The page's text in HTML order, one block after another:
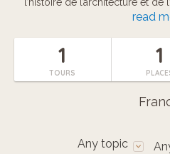
Conseil d’Architecture,
projet : la visite de la maison
Beauce, du Centre
Patrimoine de Vendôme et les
Loir-et-
read
1
TOURS
1
Any topic